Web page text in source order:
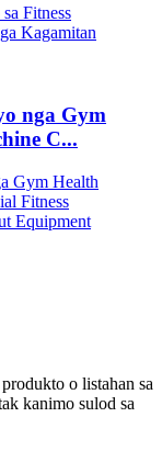
nga Gym
C...
o listahan sa
kanimo sulod sa